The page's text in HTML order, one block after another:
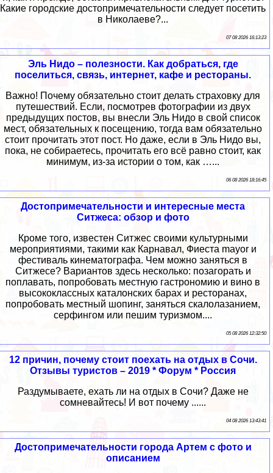
Какие городские достопримечательности следует посетить
в Николаеве?...
07 08 2026 16:13:23
Эль Нидо – полезности. Как добраться, где
поселиться, связь, интернет, кафе и рестораны.
Важно! Почему обязательно стоит делать страховку для
путешествий. Если, посмотрев фотографии из двух
предыдущих постов, вы внесли Эль Нидо в свой список
мест, обязательных к посещению, тогда вам обязательно
стоит прочитать этот пост. Но даже, если в Эль Нидо вы,
пока, не собираетесь, прочитать его всё равно стоит, как
минимум, из-за истории о том, как …...
06 08 2026 18:16:45
Достопримечательности и интересные места
Ситжеса: обзор и фото
Кроме того, известен Ситжес своими культурными
мероприятиями, такими как Карнавал, Фиеста mayor и
фестиваль кинематографа. Чем можно заняться в
Ситжесе? Вариантов здесь несколько: позагорать и
поплавать, попробовать местную гастрономию и вино в
высококлассных каталонских барах и ресторанах,
попробовать местный шопинг, заняться скалолазанием,
серфингом или пешим туризмом....
05 08 2026 12:32:50
12 причин, почему стоит поехать на отдых в Сочи.
Отзывы туристов – 2019 * Форум * Россия
Раздумываете, ехать ли на отдых в Сочи? Даже не
сомневайтесь! И вот почему ......
04 08 2026 13:43:41
Достопримечательности города Артем с фото и
описанием